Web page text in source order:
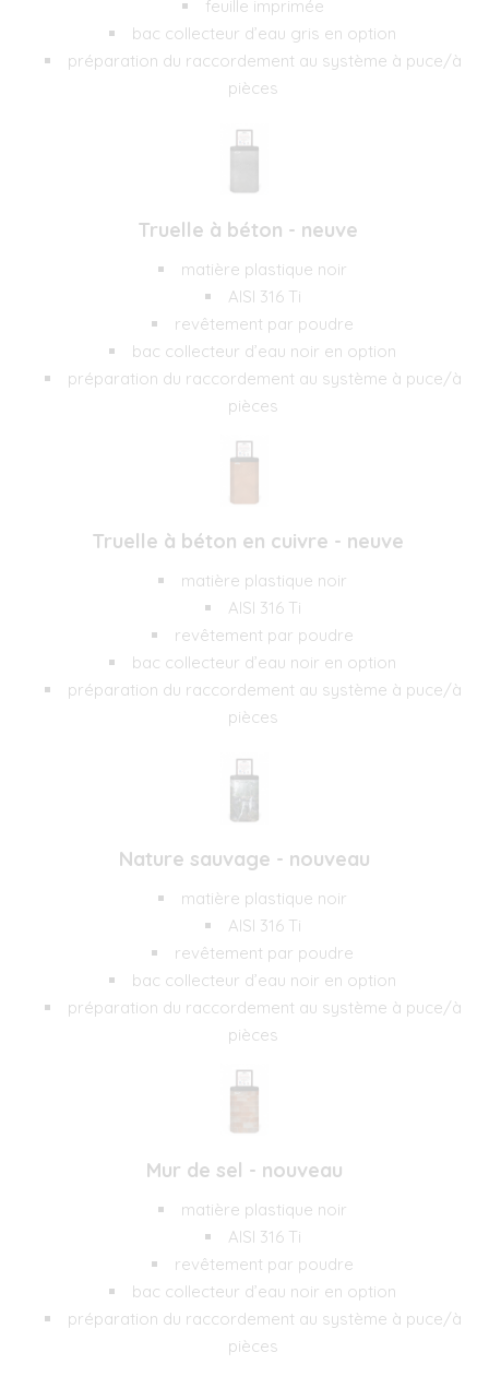
feuille imprimée
bac collecteur d’eau gris en option
préparation du raccordement au système à puce/à
pièces
Truelle à béton - neuve
matière plastique noir
AISI 316 Ti
revêtement par poudre
bac collecteur d’eau noir en option
préparation du raccordement au système à puce/à
pièces
Truelle à béton en cuivre - neuve
matière plastique noir
AISI 316 Ti
revêtement par poudre
bac collecteur d’eau noir en option
préparation du raccordement au système à puce/à
pièces
Nature sauvage - nouveau
matière plastique noir
AISI 316 Ti
revêtement par poudre
bac collecteur d’eau noir en option
préparation du raccordement au système à puce/à
pièces
Mur de sel - nouveau
matière plastique noir
AISI 316 Ti
revêtement par poudre
bac collecteur d’eau noir en option
préparation du raccordement au système à puce/à
pièces